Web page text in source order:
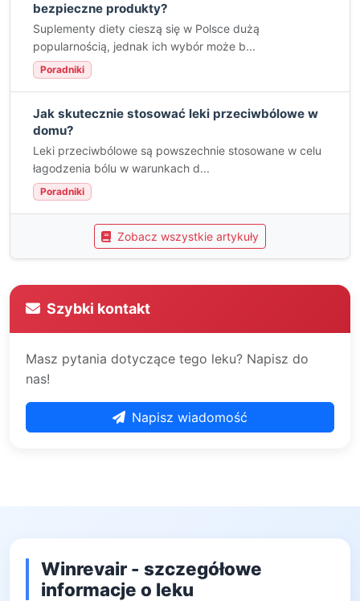
bezpieczne produkty?
Suplementy diety cieszą się w Polsce dużą
popularnością, jednak ich wybór może b...
Poradniki
Jak skutecznie stosować leki przeciwbólowe w
domu?
Leki przeciwbólowe są powszechnie stosowane w celu
łagodzenia bólu w warunkach d...
Poradniki
Zobacz wszystkie artykuły
Szybki kontakt
Masz pytania dotyczące tego leku? Napisz do
nas!
Napisz wiadomość
Winrevair - szczegółowe
informacje o leku